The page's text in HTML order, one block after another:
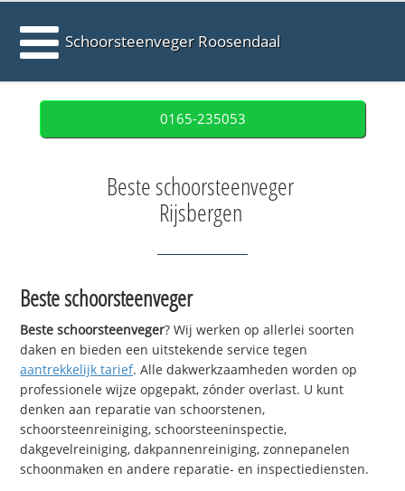
Schoorsteenveger Roosendaal
0165-235053
Beste schoorsteenveger
Rijsbergen
Beste schoorsteenveger
Beste schoorsteenveger? Wij werken op allerlei soorten
daken en bieden een uitstekende service tegen
aantrekkelijk tarief. Alle dakwerkzaamheden worden op
professionele wijze opgepakt, zónder overlast. U kunt
denken aan reparatie van schoorstenen,
schoorsteenreiniging, schoorsteeninspectie,
dakgevelreiniging, dakpannenreiniging, zonnepanelen
schoonmaken en andere reparatie- en inspectiediensten.